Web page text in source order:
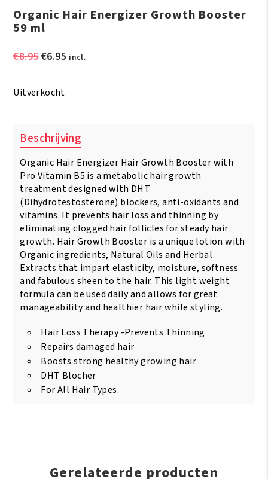
Organic Hair Energizer Growth Booster
59 ml
€8.95Oorspronkelijke
€8.95.
€6.95Huidige
incl.
Uitverkocht
Beschrijving
Organic Hair Energizer Hair Growth Booster with
Pro Vitamin B5 is a metabolic hair growth
treatment designed with DHT
(Dihydrotestosterone) blockers, anti-oxidants and
vitamins. It prevents hair loss and thinning by
eliminating clogged hair follicles for steady hair
growth. Hair Growth Booster is a unique lotion with
Organic ingredients, Natural Oils and Herbal
Extracts that impart elasticity, moisture, softness
and fabulous sheen to the hair. This light weight
formula can be used daily and allows for great
manageability and healthier hair while styling.
Hair Loss Therapy -Prevents Thinning
Repairs damaged hair
Boosts strong healthy growing hair
DHT Blocher
For All Hair Types.
Gerelateerde producten